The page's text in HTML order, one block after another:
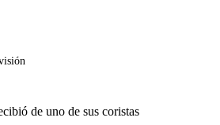
de uno de sus coristas